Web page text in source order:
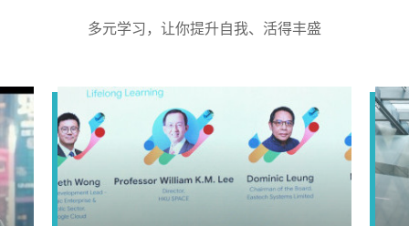
多元学习，让你提升自我、活得丰盛